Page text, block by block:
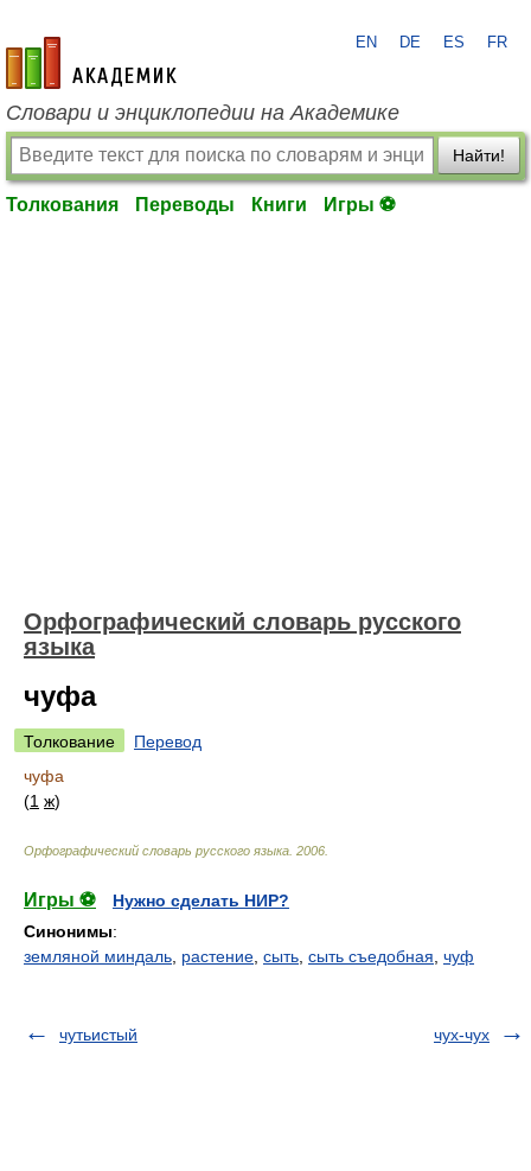
academic.ru
EN DE ES FR
Словари и энциклопедии на Академике
Найти!
Толкования Переводы Книги Игры ⚽
Орфографический словарь русского
языка
чуфа
Толкование
Перевод
чуфа
(1 ж)
Орфографический словарь русского языка 2006
Игры ⚽
Нужно сделать НИР?
Синонимы:
земляной миндаль растение сыть сыть съедобная чуф
чутьистый чух-чух